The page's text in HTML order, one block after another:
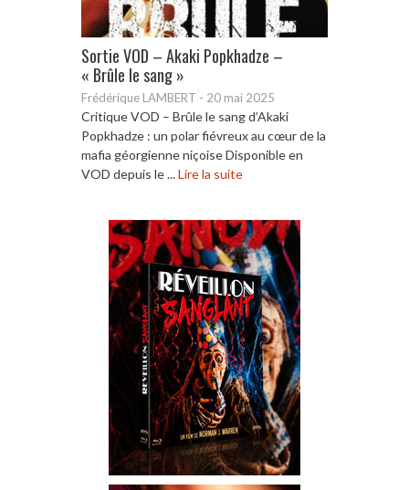
Sortie VOD – Akaki Popkhadze –
« Brûle le sang »
Frédérique LAMBERT - 20 mai 2025
Critique VOD – Brûle le sang d’Akaki
Popkhadze : un polar fiévreux au cœur de la
mafia géorgienne niçoise Disponible en
VOD depuis le ...Lire la suite